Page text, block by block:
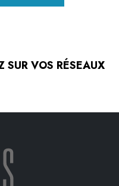
SUR VOS RÉSEAUX